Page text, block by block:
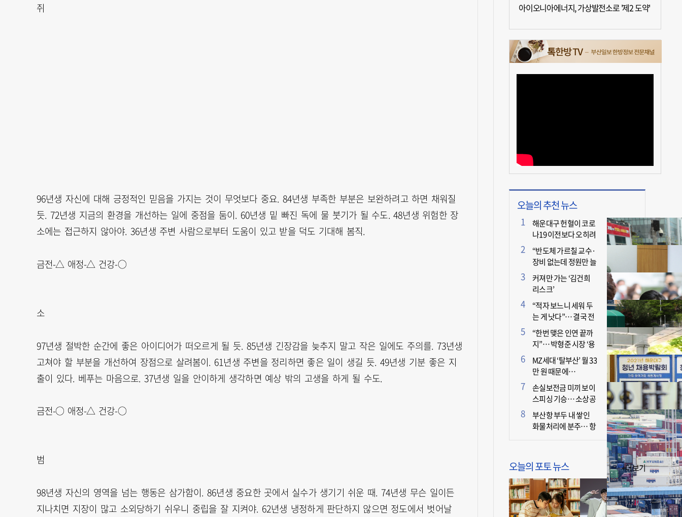
쥐
96년생 자신에 대해 긍정적인 믿음을 가지는 것이 무엇보다 중요. 84년생 부족한 부분은 보완하려고 하면 채워질
듯. 72년생 지금의 환경을 개선하는 일에 중점을 둠이. 60년생 밑 빠진 독에 물 붓기가 될 수도. 48년생 위험한 장
소에는 접근하지 않아야. 36년생 주변 사람으로부터 도움이 있고 받을 덕도 기대해 봄직.
금전-△ 애정-△ 건강-○
소
97년생 절박한 순간에 좋은 아이디어가 떠오르게 될 듯. 85년생 긴장감을 늦추지 말고 작은 일에도 주의를. 73년생
고쳐야 할 부분을 개선하여 장점으로 살려봄이. 61년생 주변을 정리하면 좋은 일이 생길 듯. 49년생 기분 좋은 지
출이 있다. 베푸는 마음으로. 37년생 일을 안이하게 생각하면 예상 밖의 고생을 하게 될 수도.
금전-○ 애정-△ 건강-○
범
98년생 자신의 영역을 넘는 행동은 삼가함이. 86년생 중요한 곳에서 실수가 생기기 쉬운 때. 74년생 무슨 일이든
지나치면 지장이 많고 소외당하기 쉬우니 중립을 잘 지켜야. 62년생 냉정하게 판단하지 않으면 정도에서 벗어날
아이오니아에너지, 가상발전소로 '제2 도약'
오늘의 추천 뉴스
해운대구 헌혈이 코로
나19 이전보다 오히려
더 늘어난 이유는?
“반도체 가르칠 교수·
장비 없는데 정원만 늘
리면 뭐 하나”
커져만 가는 ‘김건희
리스크’
“적자 보느니 세워 두
는 게 낫다”… 결국 전
면 휴업 선언한 택시회
사
“한번 맺은 인연 끝까
지”… 박형준 시장 ‘용
인술’ 주목
MZ세대 ‘탈부산’ 월 33
만 원 때문에…
손실보전금 미끼 보이
스피싱 기승… 소상공
인 두 번 운다
부산항 부두 내 쌓인
화물처리에 분주… 항
오늘의 포토 뉴스 +더보기